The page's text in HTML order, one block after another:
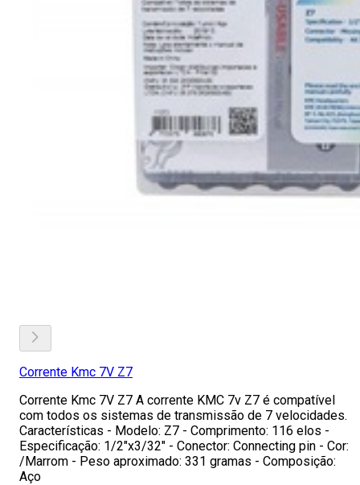
Corrente Kmc 7V Z7
Corrente Kmc 7V Z7 A corrente KMC 7v Z7 é compatível
com todos os sistemas de transmissão de 7 velocidades.
Características - Modelo: Z7 - Comprimento: 116 elos -
Especificação: 1/2"x3/32" - Conector: Connecting pin - Cor:
/Marrom - Peso aproximado: 331 gramas - Composição:
Aço